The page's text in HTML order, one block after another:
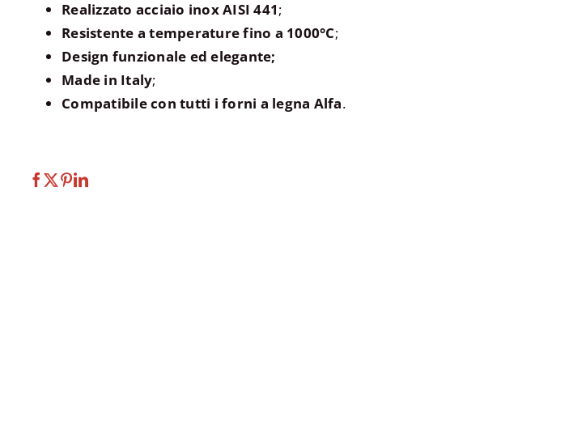
Realizzato acciaio inoxAISI 441;
Resistente a temperature fino a 1000°C;
Design funzionale ed elegante;
Made in Italy;
Compatibile con tutti i forni a legna Alfa.